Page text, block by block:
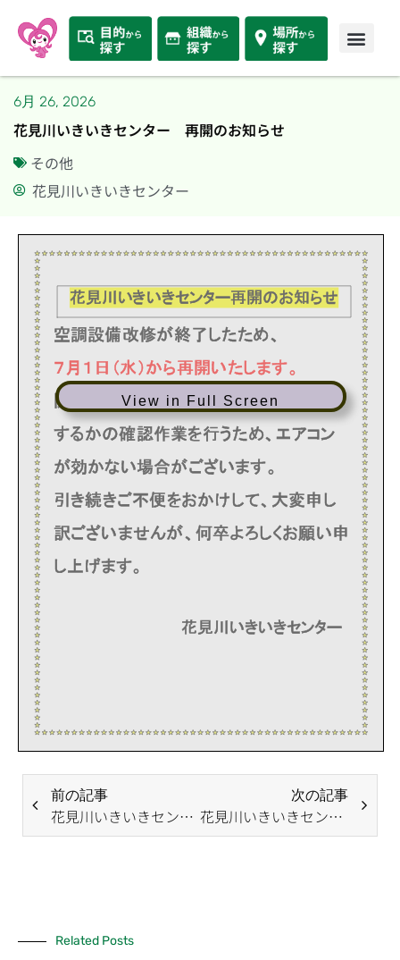
6月 26, 2026
花見川いきいきセンター 再開のお知らせ
その他
花見川いきいきセンター
View in Full Screen
前の記事
花見川いきいきセンターからお知らせ 【停電による連絡場所変更のお知らせ】
次の記事
花見川いきいきセンター 電話連絡について
Related Posts